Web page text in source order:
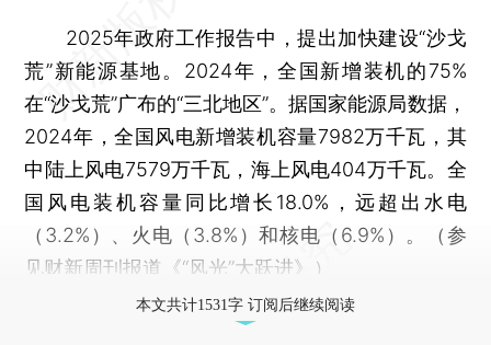
2025年政府工作报告中，提出加快建设“沙戈
荒”新能源基地。2024年，全国新增装机的75%
在“沙戈荒”广布的“三北地区”。据国家能源局数据，
2024年，全国风电新增装机容量7982万千瓦，其
中陆上风电7579万千瓦，海上风电404万千瓦。全
国风电装机容量同比增长18.0%，远超出水电
（3.2%）、火电（3.8%）和核电（6.9%）。（参
见财新周刊报道《“风光”大跃进》）
本文共计1531字 订阅后继续阅读